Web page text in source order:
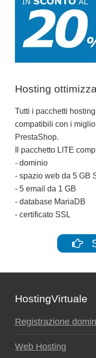
Hosting
Tutti i pacchetti
compatibili con i
PrestaShop.
Il pacchetto LITE
- dominio
- spazio web da 5 GB
- 5 email da 1 GB
- database MariaDB
- certificato SSL
Footer
HostingVirtuale
Registrazione
Web Hosting